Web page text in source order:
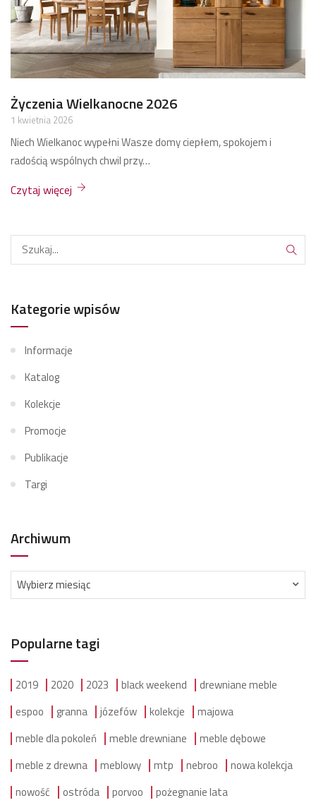
Życzenia Bożonarodzeniowe 2025
17 grudnia 2025
Zdrowych, spokojnych, rodzinnych Świąt Bożego Narodzenia przy
jednym stole.
Czytaj więcej
Kategorie wpisów
Informacje
Katalog
Kolekcje
Promocje
Publikacje
Targi
Archiwum
Archiwum
Wybierz miesiąc
Popularne tagi
2019 2020 2023 black weekend
drewniane meble
espoo
granna józefów kolekcje
majowa
meble dla pokoleń
meble drewniane
meble dębowe
meble z drewna
meblowy mtp nebroo
nowa kolekcja
nowość
ostróda porvoo
pożegnanie lata